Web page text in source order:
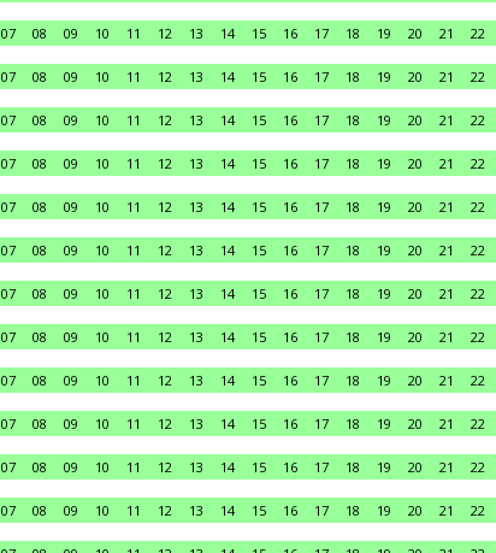
07 08 09 10 11 12 13 14 15 16 17 18 19 20 21 22
07 08 09 10 11 12 13 14 15 16 17 18 19 20 21 22
07 08 09 10 11 12 13 14 15 16 17 18 19 20 21 22
07 08 09 10 11 12 13 14 15 16 17 18 19 20 21 22
07 08 09 10 11 12 13 14 15 16 17 18 19 20 21 22
07 08 09 10 11 12 13 14 15 16 17 18 19 20 21 22
07 08 09 10 11 12 13 14 15 16 17 18 19 20 21 22
07 08 09 10 11 12 13 14 15 16 17 18 19 20 21 22
07 08 09 10 11 12 13 14 15 16 17 18 19 20 21 22
07 08 09 10 11 12 13 14 15 16 17 18 19 20 21 22
07 08 09 10 11 12 13 14 15 16 17 18 19 20 21 22
07 08 09 10 11 12 13 14 15 16 17 18 19 20 21 22